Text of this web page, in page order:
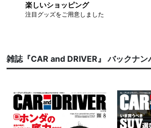
楽しいショッピング
注目グッズをご用意しました
雑誌『CAR and DRIVER』 バックナン